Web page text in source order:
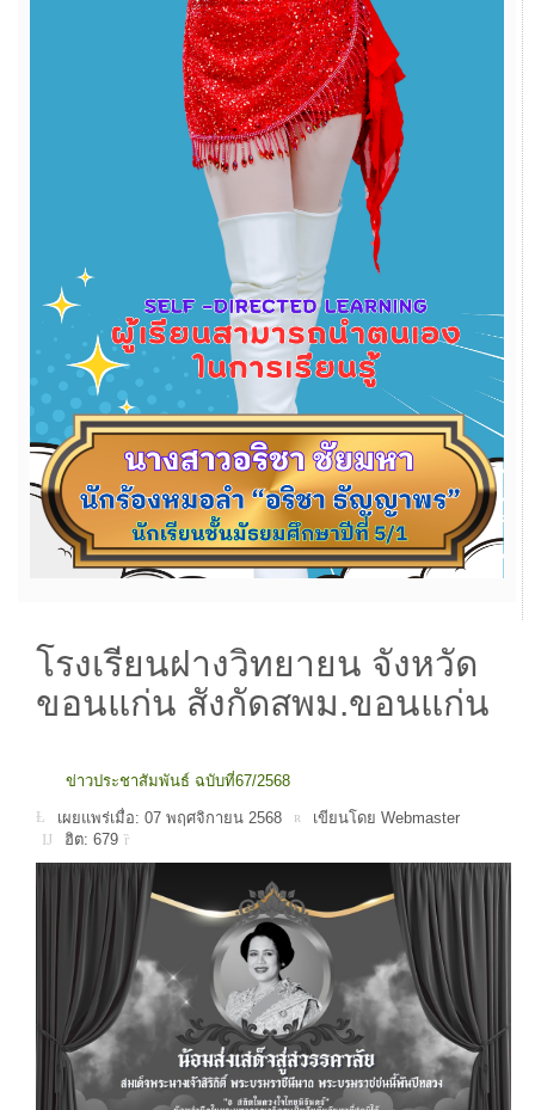
โรงเรียนฝางวิทยายน จังหวัด
ขอนแก่น สังกัดสพม.ขอนแก่น
ข่าวประชาสัมพันธ์ ฉบับที่67/2568
เผยแพร่เมื่อ: 07 พฤศจิกายน 2568
เขียนโดย Webmaster
ฮิต: 679